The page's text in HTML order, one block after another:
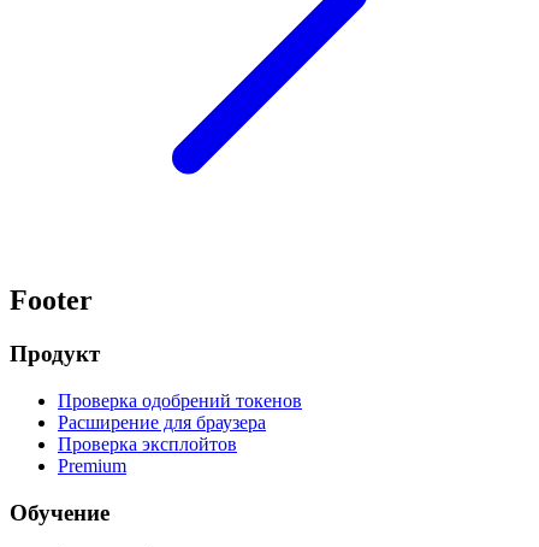
Footer
Продукт
Проверка одобрений токенов
Расширение для браузера
Проверка эксплойтов
Premium
Обучение